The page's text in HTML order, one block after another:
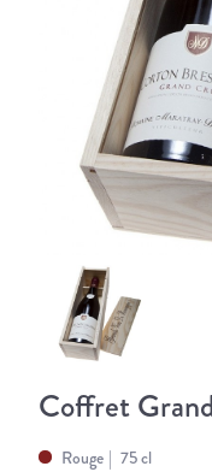
Coffret
Rouge 75 cl